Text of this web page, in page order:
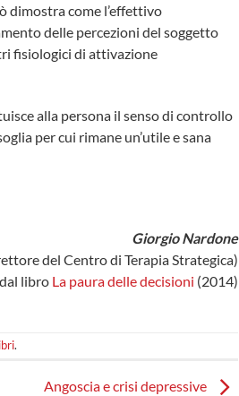
dimostra come l’effettivo
delle percezioni del soggetto
fisiologici di attivazione
alla persona il senso di controllo
per cui rimane un’utile e sana
Giorgio Nardone
del Centro di Terapia Strategica)
libro La paura delle decisioni (2014)
.
Angoscia e crisi depressive